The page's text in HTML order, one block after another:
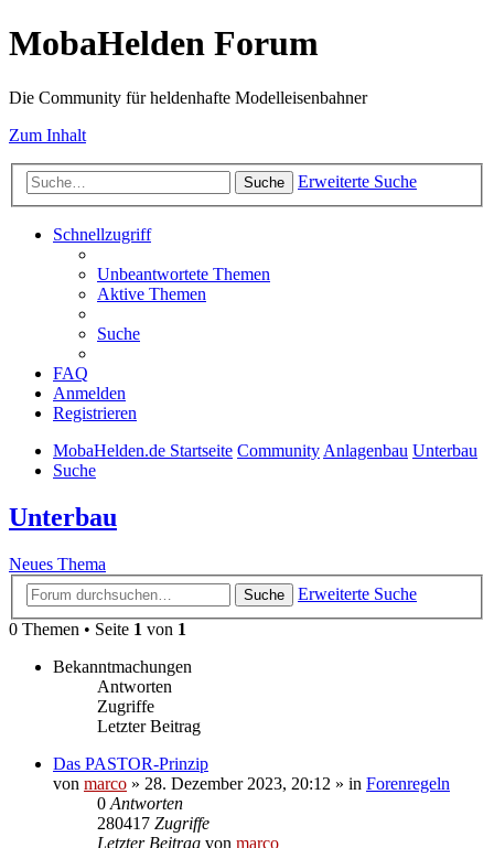
MobaHelden Forum
Die Community für heldenhafte Modelleisenbahner
Zum Inhalt
Suche Erweiterte Suche
Schnellzugriff
Unbeantwortete Themen
Aktive Themen
Suche
FAQ
Anmelden
Registrieren
MobaHelden.de Startseite CommunityAnlagenbau Unterbau
Suche
Unterbau
Neues Thema
Suche
Erweiterte Suche
0 Themen • Seite 1 von 1
Bekanntmachungen
Antworten
Zugriffe
Letzter Beitrag
Das PASTOR-Prinzip
von marco » 28. Dezember 2023, 20:12 » in Forenregeln
0 Antworten
280417 Zugriffe
Letzter Beitrag von marco